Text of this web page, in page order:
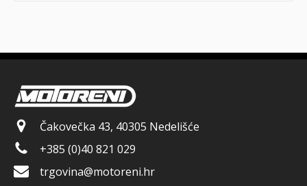
Čakovečka 43, 40305 Nedelišće
+385 (0)40 821 029
trgovina@motoreni.hr